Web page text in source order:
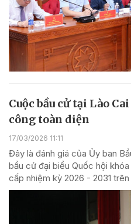
Cuộc bầu cử tại Lào
công toàn diện
17/03/2026 11:11
Đây là đánh giá của Ủy ban
bầu cử đại biểu Quốc hội
cấp nhiệm kỳ 2026 - 2031